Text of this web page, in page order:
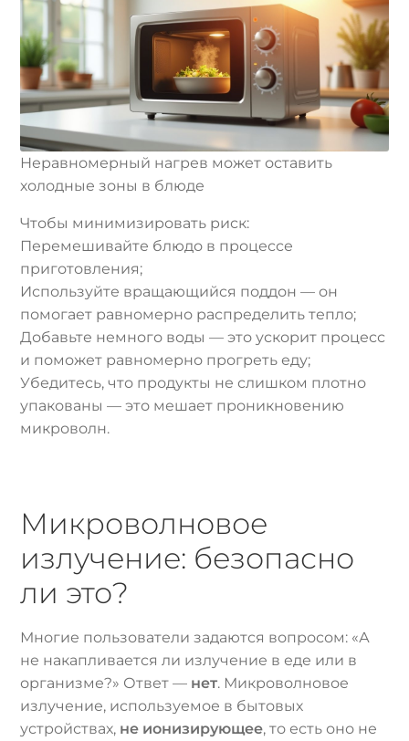
Неравномерный нагрев может оставить
холодные зоны в блюде
Чтобы минимизировать риск:
Перемешивайте блюдо в процессе
приготовления;
Используйте вращающийся поддон — он
помогает равномерно распределить тепло;
Добавьте немного воды — это ускорит процесс
и поможет равномерно прогреть еду;
Убедитесь, что продукты не слишком плотно
упакованы — это мешает проникновению
микроволн.
Микроволновое
излучение: безопасно
ли это?
Многие пользователи задаются вопросом: «А
не накапливается ли излучение в еде или в
организме?» Ответ — нет. Микроволновое
излучение, используемое в бытовых
устройствах, не ионизирующее, то есть оно не